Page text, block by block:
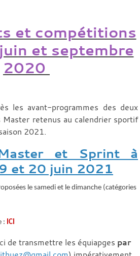
et compétitions
et septembre
2020
les avant-programmes des deux
Master retenus au calendrier sportif
2021.
et Sprint à
et 20 juin 2021
le samedi et le dimanche (catégories
: ICI
de transmettre les équiapges par